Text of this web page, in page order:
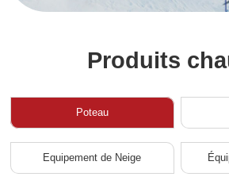
Produits
Poteau
Equipement de Neige